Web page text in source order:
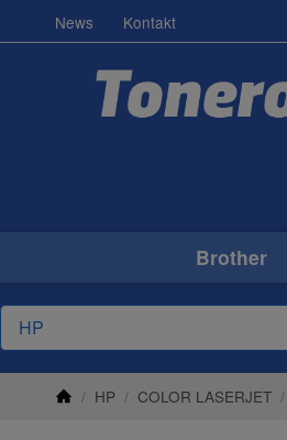
News Kontakt
Brother
/ HP / COLOR LASERJET /